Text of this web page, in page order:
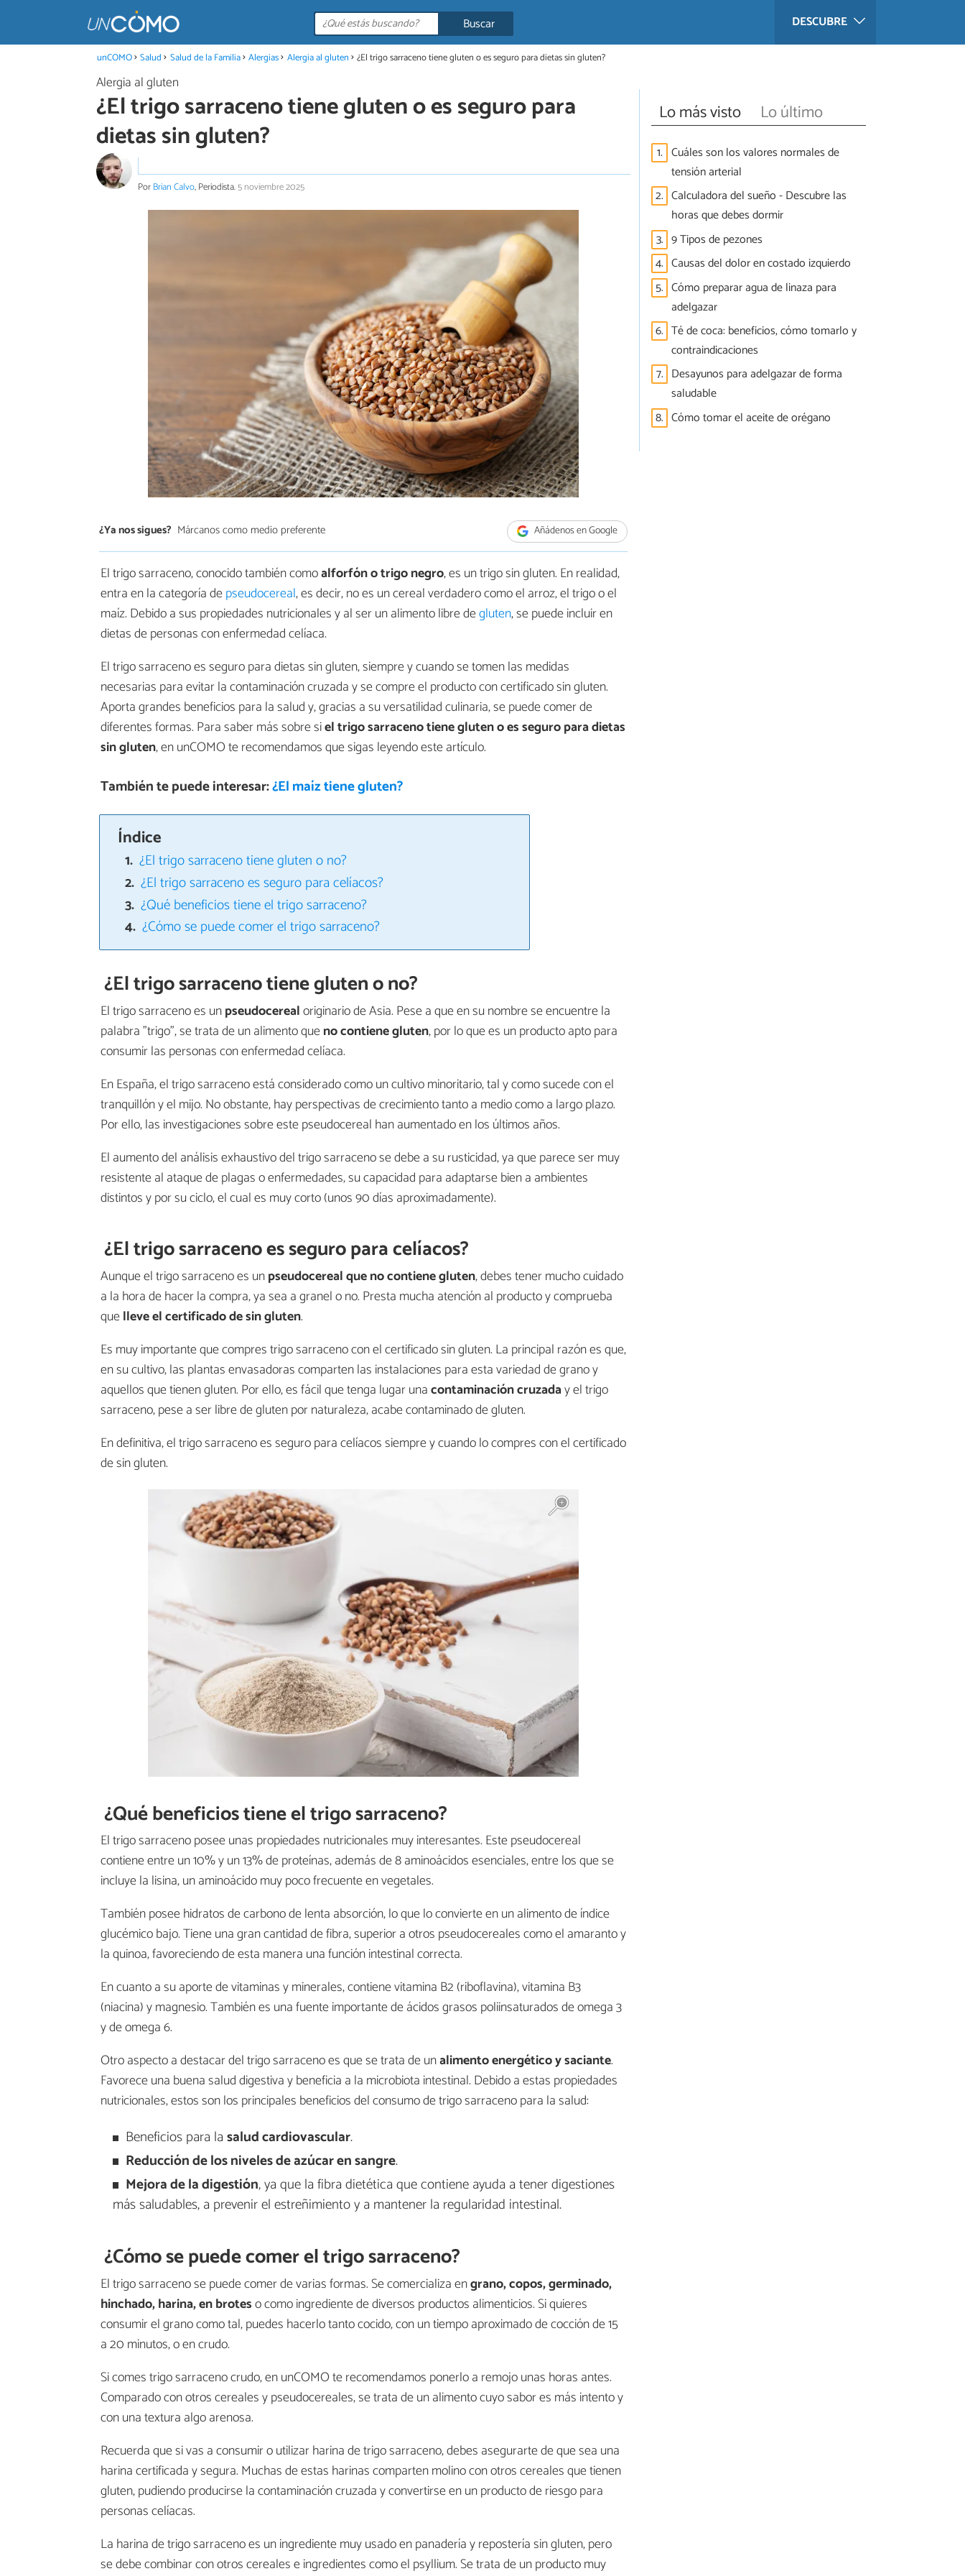
DESCUBRE
Buscar
unCOMO Salud Salud de la Familia Alergias Alergia al gluten ¿El trigo sarraceno tiene gluten o es seguro para dietas sin gluten?
Alergia al gluten
¿El trigo sarraceno tiene gluten o es seguro para
dietas sin gluten?
PorBrian Calvo, Periodista.5 noviembre 2025
¿Ya nos sigues? Márcanos como medio preferente Añádenos en Google
El trigo sarraceno, conocido también comoalforfón o trigo negro, es un trigo sin gluten. En realidad,
entra en la categoría depseudocereal, es decir, no es un cereal verdadero como el arroz, el trigo o el
maíz. Debido a sus propiedades nutricionales y al ser un alimento libre degluten, se puede incluir en
dietas de personas con enfermedad celíaca.
El trigo sarraceno es seguro para dietas sin gluten, siempre y cuando se tomen las medidas
necesarias para evitar la contaminación cruzada y se compre el producto con certificado sin gluten.
Aporta grandes beneficios para la salud y, gracias a su versatilidad culinaria, se puede comer de
diferentes formas. Para saber más sobre siel trigo sarraceno tiene gluten o es seguro para dietas
sin gluten, en unCOMO te recomendamos que sigas leyendo este artículo.
También te puede interesar:¿El maíz tiene gluten?
Índice
¿El trigo sarraceno tiene gluten o no?
¿El trigo sarraceno es seguro para celíacos?
¿Qué beneficios tiene el trigo sarraceno?
¿Cómo se puede comer el trigo sarraceno?
¿El trigo sarraceno tiene gluten o no?
El trigo sarraceno es unpseudocerealoriginario de Asia. Pese a que en su nombre se encuentre la
palabra "trigo", se trata de un alimento queno contiene gluten, por lo que es un producto apto para
consumir las personas con enfermedad celíaca.
En España, el trigo sarraceno está considerado como un cultivo minoritario, tal y como sucede con el
tranquillón y el mijo. No obstante, hay perspectivas de crecimiento tanto a medio como a largo plazo.
Por ello, las investigaciones sobre este pseudocereal han aumentado en los últimos años.
El aumento del análisis exhaustivo del trigo sarraceno se debe a su rusticidad, ya que parece ser muy
resistente al ataque de plagas o enfermedades, su capacidad para adaptarse bien a ambientes
distintos y por su ciclo, el cual es muy corto (unos 90 días aproximadamente).
¿El trigo sarraceno es seguro para celíacos?
Aunque el trigo sarraceno es unpseudocereal que no contiene gluten, debes tener mucho cuidado
a la hora de hacer la compra, ya sea a granel o no. Presta mucha atención al producto y comprueba
quelleve el certificado de sin gluten.
Es muy importante que compres trigo sarraceno con el certificado sin gluten. La principal razón es que,
en su cultivo, las plantas envasadoras comparten las instalaciones para esta variedad de grano y
aquellos que tienen gluten. Por ello, es fácil que tenga lugar unacontaminación cruzaday el trigo
sarraceno, pese a ser libre de gluten por naturaleza, acabe contaminado de gluten.
En definitiva, el trigo sarraceno es seguro para celíacos siempre y cuando lo compres con el certificado
de sin gluten.
¿Qué beneficios tiene el trigo sarraceno?
El trigo sarraceno posee unas propiedades nutricionales muy interesantes. Este pseudocereal
contiene entre un 10% y un 13% de proteínas, además de 8 aminoácidos esenciales, entre los que se
incluye la lisina, un aminoácido muy poco frecuente en vegetales.
También posee hidratos de carbono de lenta absorción, lo que lo convierte en un alimento de índice
glucémico bajo. Tiene una gran cantidad de fibra, superior a otros pseudocereales como el amaranto y
la quinoa, favoreciendo de esta manera una función intestinal correcta.
En cuanto a su aporte de vitaminas y minerales, contiene vitamina B2 (riboflavina), vitamina B3
(niacina) y magnesio. También es una fuente importante de ácidos grasos poliinsaturados de omega 3
y de omega 6.
Otro aspecto a destacar del trigo sarraceno es que se trata de unalimento energético y saciante.
Favorece una buena salud digestiva y beneficia a la microbiota intestinal. Debido a estas propiedades
nutricionales, estos son los principales beneficios del consumo de trigo sarraceno para la salud:
Beneficios para lasalud cardiovascular.
Reducción de los niveles de azúcar en sangre.
Mejora de la digestión, ya que la fibra dietética que contiene ayuda a tener digestiones
más saludables, a prevenir el estreñimiento y a mantener la regularidad intestinal.
¿Cómo se puede comer el trigo sarraceno?
El trigo sarraceno se puede comer de varias formas. Se comercializa engrano, copos, germinado,
hinchado, harina, en broteso como ingrediente de diversos productos alimenticios. Si quieres
consumir el grano como tal, puedes hacerlo tanto cocido, con un tiempo aproximado de cocción de 15
a 20 minutos, o en crudo.
Si comes trigo sarraceno crudo, en unCOMO te recomendamos ponerlo a remojo unas horas antes.
Comparado con otros cereales y pseudocereales, se trata de un alimento cuyo sabor es más intento y
con una textura algo arenosa.
Recuerda que si vas a consumir o utilizar harina de trigo sarraceno, debes asegurarte de que sea una
harina certificada y segura. Muchas de estas harinas comparten molino con otros cereales que tienen
gluten, pudiendo producirse la contaminación cruzada y convertirse en un producto de riesgo para
personas celíacas.
La harina de trigo sarraceno es un ingrediente muy usado en panadería y repostería sin gluten, pero
se debe combinar con otros cereales e ingredientes como el psyllium. Se trata de un producto muy
Lo más visto Lo último
1. Cuáles son los valores normales de
tensión arterial
2. Calculadora del sueño - Descubre las
horas que debes dormir
3. 9 Tipos de pezones
4. Causas del dolor en costado izquierdo
5. Cómo preparar agua de linaza para
adelgazar
6. Té de coca: beneficios, cómo tomarlo y
contraindicaciones
7. Desayunos para adelgazar de forma
saludable
8. Cómo tomar el aceite de orégano